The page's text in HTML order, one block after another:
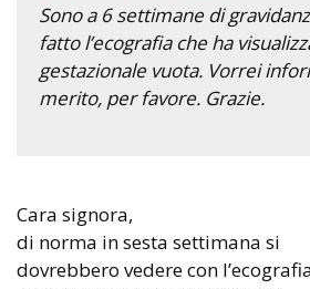
Sono a 6 settimane di
fatto l’ecografia che ha
gestazionale vuota. Vorrei
merito, per favore. Grazie.
Cara signora,
di norma in sesta settimana si
dovrebbero vedere con